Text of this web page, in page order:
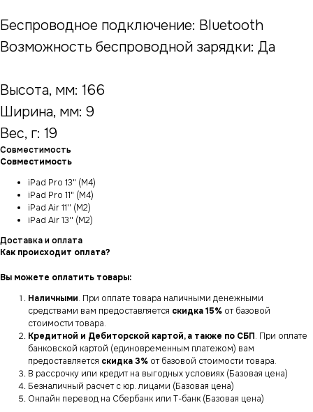
Беспроводное подключение: Bluetooth
Возможность беспроводной зарядки: Да
Высота, мм: 166
Ширина, мм: 9
Вес, г: 19
Совместимость
Совместимость
iPad Pro 13" (M4)
iPad Pro 11" (M4)
iPad Air 11'' (M2)
iPad Air 13'' (M2)
Доставка и оплата
Как происходит оплата?
Вы можете оплатить товары:
Наличными. При оплате товара наличными денежными
средствами вам предоставляется скидка 15% от базовой
стоимости товара.
Кредитной и Дебиторской картой, а также по СБП. При оплате
банковской картой (единовременным платежом) вам
предоставляется скидка 3% от базовой стоимости товара.
В рассрочку или кредит на выгодных условиях (Базовая цена)
Безналичный расчет с юр. лицами (Базовая цена)
Онлайн перевод на Сбербанк или Т-банк (Базовая цена)